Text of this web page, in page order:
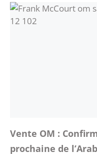
Vente OM :
prochaine de